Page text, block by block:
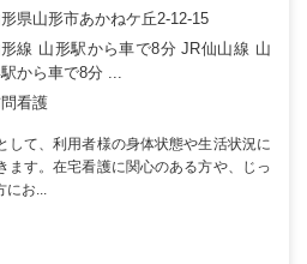
県山形市あかねケ丘2-12-15
形線 山形駅から車で8分 JR仙山線 山
から車で8分 ...
看護
して、利用者様の身体状態や生活状況に
ます。在宅看護に関心のある方や、じっ
にお...